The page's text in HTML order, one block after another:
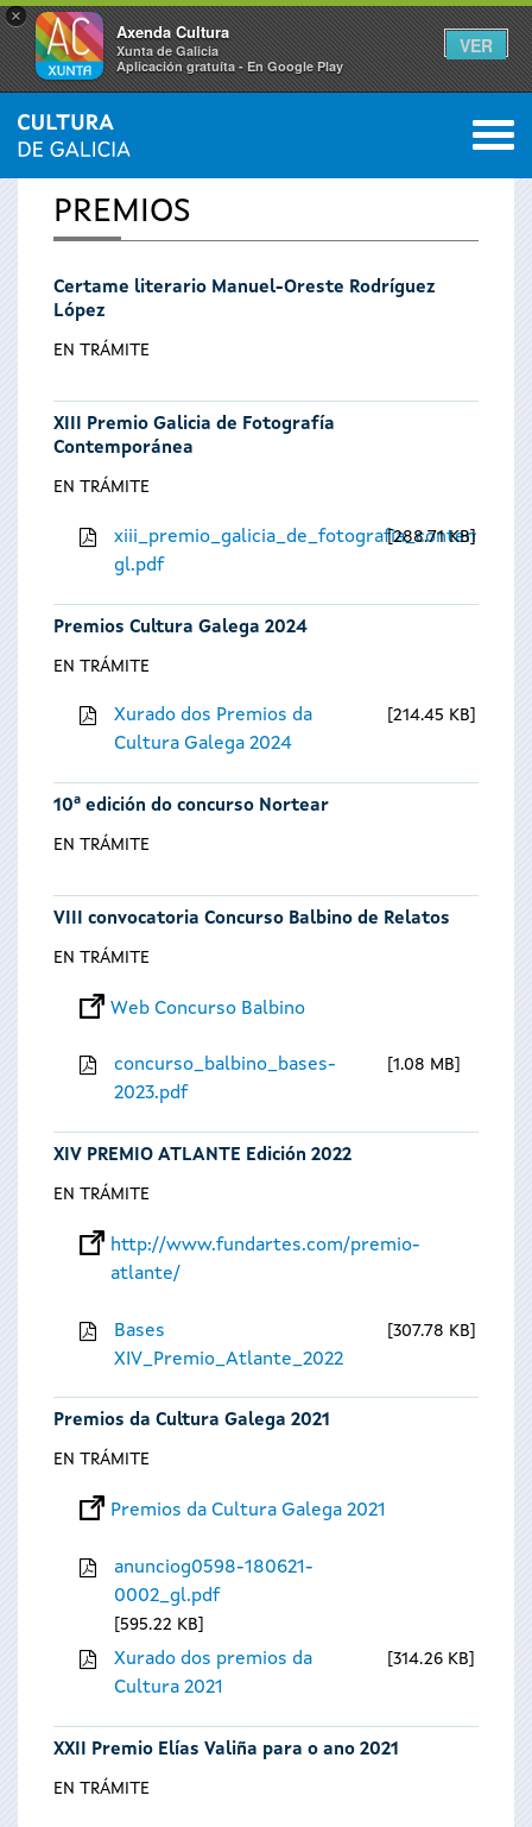
×
Axenda Cultura
Xunta de Galicia
Aplicación gratuíta - En Google Play
VER
Vostede
está
aquí
INICIO 0
PREMIOS
Certame literario Manuel-Oreste Rodríguez
López
EN TRÁMITE
XIII Premio Galicia de Fotografía
Contemporánea
EN TRÁMITE
gl.pdf
288.71 KB
Premios Cultura Galega 2024
EN TRÁMITE
Xurado dos Premios da
Cultura Galega 2024
214.45 KB
10ª edición do concurso Nortear
EN TRÁMITE
VIII convocatoria Concurso Balbino de Relatos
EN TRÁMITE
Web Concurso Balbino
concurso_balbino_bases-
2023.pdf
1.08 MB
XIV PREMIO ATLANTE Edición 2022
EN TRÁMITE
http://www.fundartes.com/premio-
atlante/
Bases
XIV_Premio_Atlante_2022
307.78 KB
Premios da Cultura Galega 2021
EN TRÁMITE
Premios da Cultura Galega 2021
anunciog0598-180621-
0002_gl.pdf
595.22 KB
Xurado dos premios da
Cultura 2021
314.26 KB
XXII Premio Elías Valiña para o ano 2021
EN TRÁMITE